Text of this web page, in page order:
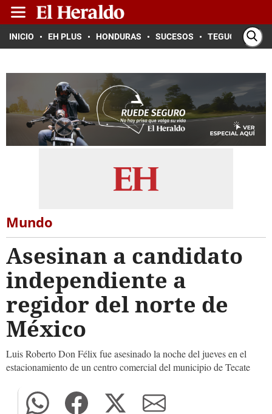
INICIO EH PLUS HONDURAS SUCESOS TEGUCIGALPA
Mundo
Asesinan a candidato
independiente a
regidor del norte de
México
Luis Roberto Don Félix fue asesinado la noche del jueves en el
estacionamiento de un centro comercial del municipio de Tecate